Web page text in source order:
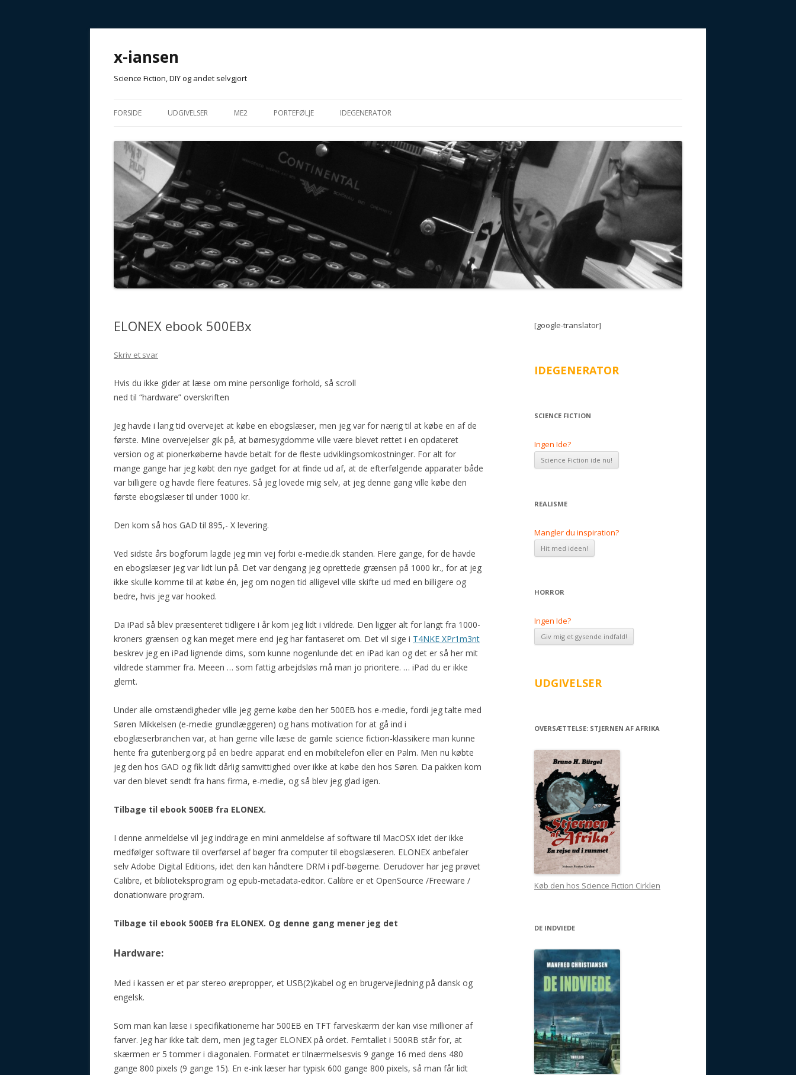
x-iansen
Science Fiction, DIY og andet selvgjort
FORSIDE UDGIVELSER
ANTOLOGIER
TIDSSKRIFTER / MAGASINER
ARTIKLER
ANDET…
GALAKTISKE FORESTILLINGER
GALAKTISCHE VORSTELLUNGEN
ME2
MUFFINS (METTES
AFHÆNGIGHEDSMUFFINS)
PORTEFØLJE IDEGENERATOR
ELONEX ebook 500EBx
Skriv et svar
Hvis du ikke gider at læse om mine personlige forhold, så scroll
ned til “hardware” overskriften
Jeg havde i lang tid overvejet at købe en ebogslæser, men jeg var for nærig til at købe en af de
første. Mine overvejelser gik på, at børnesygdomme ville være blevet rettet i en opdateret
version og at pionerkøberne havde betalt for de fleste udviklingsomkostninger. For alt for
mange gange har jeg købt den nye gadget for at finde ud af, at de efterfølgende apparater både
var billigere og havde flere features. Så jeg lovede mig selv, at jeg denne gang ville købe den
første ebogslæser til under 1000 kr.
Den kom så hos GAD til 895,- X levering.
Ved sidste års bogforum lagde jeg min vej forbi e-medie.dk standen. Flere gange, for de havde
en ebogslæser jeg var lidt lun på. Det var dengang jeg oprettede grænsen på 1000 kr., for at jeg
ikke skulle komme til at købe én, jeg om nogen tid alligevel ville skifte ud med en billigere og
bedre, hvis jeg var hooked.
Da iPad så blev præsenteret tidligere i år kom jeg lidt i vildrede. Den ligger alt for langt fra 1000-
kroners grænsen og kan meget mere end jeg har fantaseret om. Det vil sige i T4NKE XPr1m3nt
beskrev jeg en iPad lignende dims, som kunne nogenlunde det en iPad kan og det er så her mit
vildrede stammer fra. Meeen … som fattig arbejdsløs må man jo prioritere. … iPad du er ikke
glemt.
Under alle omstændigheder ville jeg gerne købe den her 500EB hos e-medie, fordi jeg talte med
Søren Mikkelsen (e-medie grundlæggeren) og hans motivation for at gå ind i
eboglæserbranchen var, at han gerne ville læse de gamle science fiction-klassikere man kunne
hente fra gutenberg.org på en bedre apparat end en mobiltelefon eller en Palm. Men nu købte
jeg den hos GAD og fik lidt dårlig samvittighed over ikke at købe den hos Søren. Da pakken kom
var den blevet sendt fra hans firma, e-medie, og så blev jeg glad igen.
Tilbage til ebook 500EB fra ELONEX.
I denne anmeldelse vil jeg inddrage en mini anmeldelse af software til MacOSX idet der ikke
medfølger software til overførsel af bøger fra computer til ebogslæseren. ELONEX anbefaler
selv Adobe Digital Editions, idet den kan håndtere DRM i pdf-bøgerne. Derudover har jeg prøvet
Calibre, et biblioteksprogram og epub-metadata-editor. Calibre er et OpenSource /Freeware /
donationware program.
Tilbage til ebook 500EB fra ELONEX. Og denne gang mener jeg det
Hardware:
Med i kassen er et par stereo ørepropper, et USB(2)kabel og en brugervejledning på dansk og
engelsk.
Som man kan læse i specifikationerne har 500EB en TFT farveskærm der kan vise millioner af
farver. Jeg har ikke talt dem, men jeg tager ELONEX på ordet. Femtallet i 500RB står for, at
skærmen er 5 tommer i diagonalen. Formatet er tilnærmelsesvis 9 gange 16 med dens 480
gange 800 pixels (9 gange 15). En e-ink læser har typisk 600 gange 800 pixels, så man får lidt
[google-translator]
IDEGENERATOR
SCIENCE FICTION
Ingen Ide?
REALISME
Mangler du inspiration?
HORROR
Ingen Ide?
UDGIVELSER
OVERSÆTTELSE: STJERNEN AF AFRIKA
Køb den hos Science Fiction Cirklen
DE INDVIEDE